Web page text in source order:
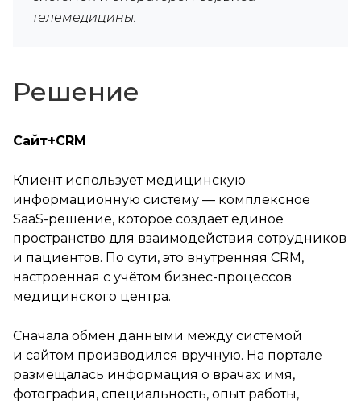
телемедицины.
Решение
Сайт+CRM
Клиент использует медицинскую
информационную систему — комплексное
SaaS-решение, которое создает единое
пространство для взаимодействия сотрудников
и пациентов. По сути, это внутренняя CRM,
настроенная с учётом бизнес-процессов
медицинского центра.
Сначала обмен данными между системой
и сайтом производился вручную. На портале
размещалась информация о врачах: имя,
фотография, специальность, опыт работы,